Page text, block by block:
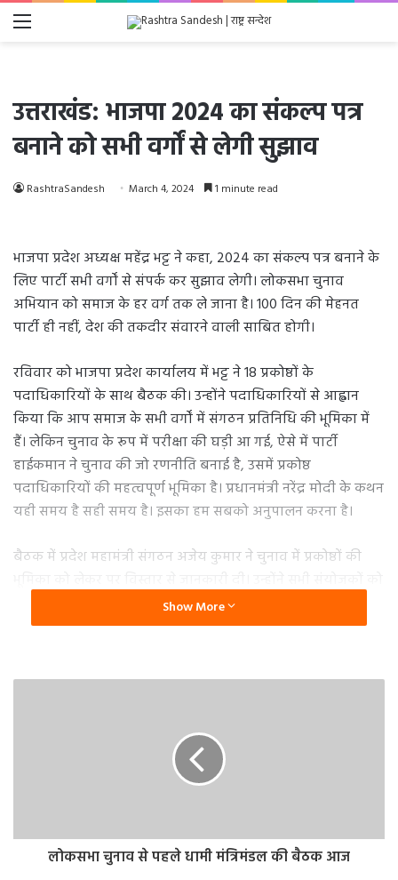
Menu
उत्तराखंड: भाजपा 2024 का संकल्प पत्र
बनाने को सभी वर्गों से लेगी सुझाव
RashtraSandesh March 4, 2024 1 minute read
भाजपा प्रदेश अध्यक्ष महेंद्र भट्ट ने कहा, 2024 का संकल्प पत्र बनाने के
लिए पार्टी सभी वर्गों से संपर्क कर सुझाव लेगी। लोकसभा चुनाव
अभियान को समाज के हर वर्ग तक ले जाना है। 100 दिन की मेहनत
पार्टी ही नहीं, देश की तकदीर संवारने वाली साबित होगी।
रविवार को भाजपा प्रदेश कार्यालय में भट्ट ने 18 प्रकोष्ठों के
पदाधिकारियों के साथ बैठक की। उन्होंने पदाधिकारियों से आह्वान
किया कि आप समाज के सभी वर्गों में संगठन प्रतिनिधि की भूमिका में
हैं। लेकिन चुनाव के रूप में परीक्षा की घड़ी आ गई, ऐसे में पार्टी
हाईकमान ने चुनाव की जो रणनीति बनाई है, उसमें प्रकोष्ठ
पदाधिकारियों की महत्वपूर्ण भूमिका है। प्रधानमंत्री नरेंद्र मोदी के कथन
यही समय है सही समय है। इसका हम सबको अनुपालन करना है।
बैठक में प्रदेश महामंत्री संगठन अजेय कुमार ने चुनाव में प्रकोष्ठों की
निर्देश दिए कि प्रदेश में संचालित सुझाव पत्र संकल्प एकत्रीकरण
अभियान समाज के सभी वर्गों के सुझाव को अधिक से अधिक संकलित
प्रकोष्ठों के प्रदेश संयोजक पुष्कर सिंह काला की अगुआई में पंचायत
प्रकोष्ठ, शिक्षा प्रकोष्ठ, पूर्व सैनिक प्रकोष्ठ, दिव्यांग प्रकोष्ठ, सहकारिता
प्रकोष्ठ, संस्कृति प्रकोष्ठ, प्रबुद्ध प्रकोष्ठ, व्यापार प्रकोष्ठ के संयोजक व
Show More
लोकसभा चुनाव से पहले धामी मंत्रिमंडल की बैठक आज